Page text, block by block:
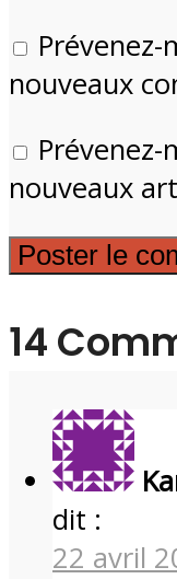
nouveaux
nouveaux
14
dit :
22 avril